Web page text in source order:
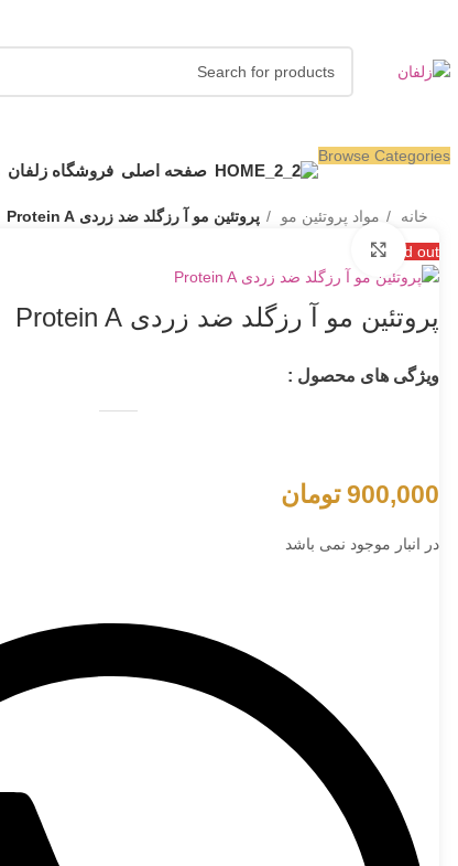
Browse Categories
صفحه اصلی فروشگاه زلفان
خانه مواد پروتئین مو
پروتئین مو آ رزگلد ضد زردی Protein A
Sold out
پروتئین مو آ رزگلد ضد زردی Protein A
ویژگی های محصول :
900,000 تومان
در انبار موجود نمی باشد